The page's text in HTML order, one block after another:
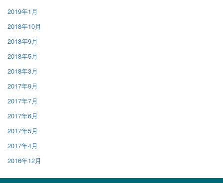
2019年1月
2018年10月
2018年9月
2018年5月
2018年3月
2017年9月
2017年7月
2017年6月
2017年5月
2017年4月
2016年12月